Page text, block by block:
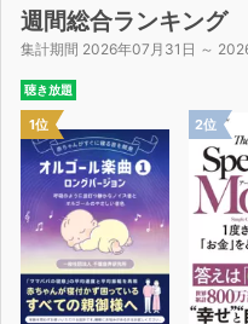
第４章 耳読書・耳勉強が
第５章 聴くだけ勉強法の
【付録】オススメオーデ
週間総合ランキング
集計期間 2026年07月31日 ～
聴き放題
1位 2位